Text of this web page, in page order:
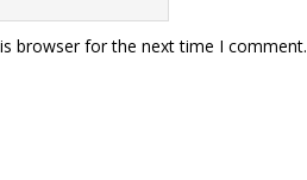
browser for the next time I comment.